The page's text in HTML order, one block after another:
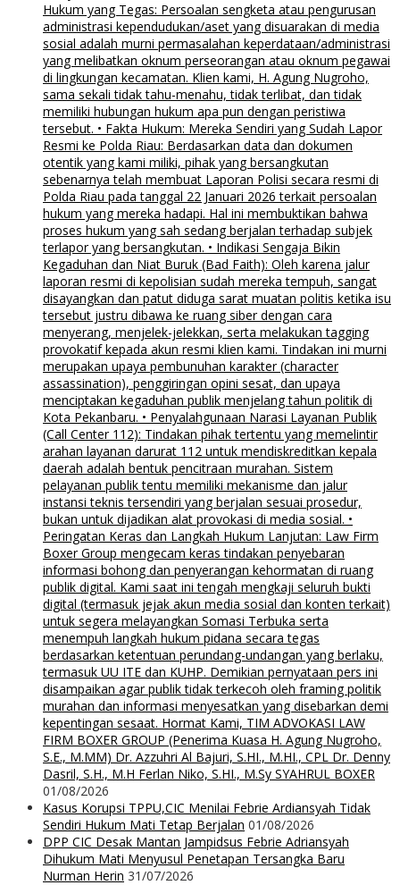
Hukum yang Tegas: Persoalan sengketa atau pengurusan
administrasi kependudukan/aset yang disuarakan di media
sosial adalah murni permasalahan keperdataan/administrasi
yang melibatkan oknum perseorangan atau oknum pegawai
di lingkungan kecamatan. Klien kami, H. Agung Nugroho,
sama sekali tidak tahu-menahu, tidak terlibat, dan tidak
memiliki hubungan hukum apa pun dengan peristiwa
tersebut. • Fakta Hukum: Mereka Sendiri yang Sudah Lapor
Resmi ke Polda Riau: Berdasarkan data dan dokumen
otentik yang kami miliki, pihak yang bersangkutan
sebenarnya telah membuat Laporan Polisi secara resmi di
Polda Riau pada tanggal 22 Januari 2026 terkait persoalan
hukum yang mereka hadapi. Hal ini membuktikan bahwa
proses hukum yang sah sedang berjalan terhadap subjek
terlapor yang bersangkutan. • Indikasi Sengaja Bikin
Kegaduhan dan Niat Buruk (Bad Faith): Oleh karena jalur
laporan resmi di kepolisian sudah mereka tempuh, sangat
disayangkan dan patut diduga sarat muatan politis ketika isu
tersebut justru dibawa ke ruang siber dengan cara
menyerang, menjelek-jelekkan, serta melakukan tagging
provokatif kepada akun resmi klien kami. Tindakan ini murni
merupakan upaya pembunuhan karakter (character
assassination), penggiringan opini sesat, dan upaya
menciptakan kegaduhan publik menjelang tahun politik di
Kota Pekanbaru. • Penyalahgunaan Narasi Layanan Publik
(Call Center 112): Tindakan pihak tertentu yang memelintir
arahan layanan darurat 112 untuk mendiskreditkan kepala
daerah adalah bentuk pencitraan murahan. Sistem
pelayanan publik tentu memiliki mekanisme dan jalur
instansi teknis tersendiri yang berjalan sesuai prosedur,
bukan untuk dijadikan alat provokasi di media sosial. •
Peringatan Keras dan Langkah Hukum Lanjutan: Law Firm
Boxer Group mengecam keras tindakan penyebaran
informasi bohong dan penyerangan kehormatan di ruang
publik digital. Kami saat ini tengah mengkaji seluruh bukti
digital (termasuk jejak akun media sosial dan konten terkait)
untuk segera melayangkan Somasi Terbuka serta
menempuh langkah hukum pidana secara tegas
berdasarkan ketentuan perundang-undangan yang berlaku,
termasuk UU ITE dan KUHP. Demikian pernyataan pers ini
disampaikan agar publik tidak terkecoh oleh framing politik
murahan dan informasi menyesatkan yang disebarkan demi
kepentingan sesaat. Hormat Kami, TIM ADVOKASI LAW
FIRM BOXER GROUP (Penerima Kuasa H. Agung Nugroho,
S.E., M.MM) Dr. Azzuhri Al Bajuri, S.HI., M.HI., CPL Dr. Denny
Dasril, S.H., M.H Ferlan Niko, S.HI., M.Sy SYAHRUL BOXER
01/08/2026
Kasus Korupsi TPPU,CIC Menilai Febrie Ardiansyah Tidak
Sendiri Hukum Mati Tetap Berjalan 01/08/2026
DPP CIC Desak Mantan Jampidsus Febrie Adriansyah
Dihukum Mati Menyusul Penetapan Tersangka Baru
Nurman Herin 31/07/2026